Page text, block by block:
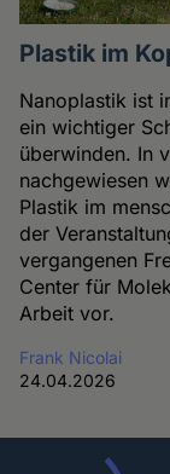
Plastik im
Nanoplastik ist
ein wichtiger
überwinden. In
nachgewiesen
Plastik im
der
vergangenen
Center für
Arbeit vor.
Frank Nicolai
24.04.2026